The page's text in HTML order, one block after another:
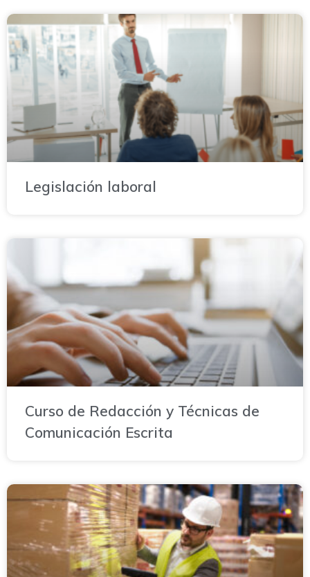
Legislación laboral
Curso de Redacción y Técnicas de
Comunicación Escrita